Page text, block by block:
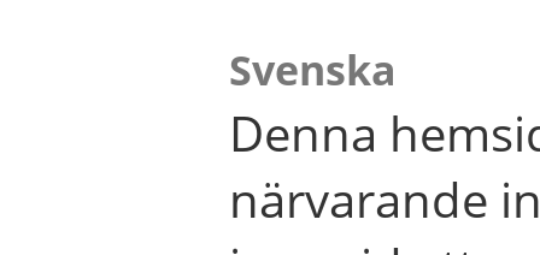
Svenska
Denna
närvarande